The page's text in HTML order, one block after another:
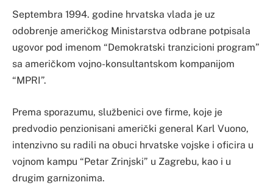
Septembra 1994. godine hrvatska vlada je uz
odobrenje američkog Ministarstva odbrane potpisala
ugovor pod imenom “Demokratski tranzicioni program”
sa američkom vojno-konsultantskom kompanijom
“MPRI”.
Prema sporazumu, službenici ove firme, koje je
predvodio penzionisani američki general Karl Vuono,
intenzivno su radili na obuci hrvatske vojske i oficira u
vojnom kampu “Petar Zrinjski” u Zagrebu, kao i u
drugim garnizonima.